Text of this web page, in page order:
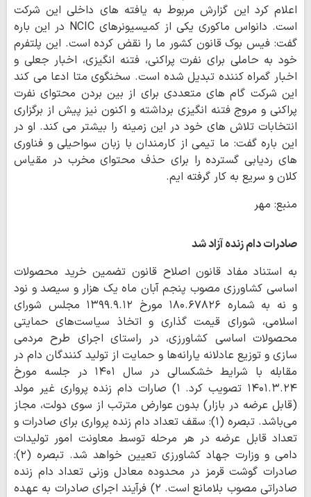
اعلام کرد این گزارش مربوط به یافته های داخلی این شرکت
است. دانواس ماکوری یکی از کمیسیونرهای NCIC در این باره
گفت: فیس بوک قانون کشور ما را نقض کرده است. این پلتفرم
خود به حاملی برای نفرت پراکنی، فتنه انگیزی، اخبار جعلی و
اخبار گمراه کننده تبدیل شده است. سخنگوی متا ادعا می کند
این شرکت گام های متعددی برای از بین بردن محتوای نفرت
پراکنی و مروج فتنه انگیزی برداشته و اکنون نیز پیش از برگزاری
انتخابات تلاش های خود در این زمینه را بیشتر می کند. او در
این باره گفت: ما تیمی از کارمندان با زبان سواحیلی و فناوری
های ردیابی گسترده را برای حذف محتوای مخرب در مقیاس
کلان و سریع به کار گرفته ایم.
منبع: مهر
صادرات دام زنده آزاد شد
به استناد مفاد قانون اصلاح قانون تضمین خرید محصولات
اساسی کشاورزی مصوب پنجم آبان ماه یک هزار و سیصد و نود
و نه به شماره ۱۸۰.۶۷۸۲۶ مورخ ۱۳۹۹.۹.۱۲ مجلس شورای
اسلامی، شورای قیمت گذاری و اتخاذ سیاست‌های حمایتی
محصولات اساسی کشاورزی، در راستای اجرای طرح مردمی
سازی و توزیع عادلانه یارانه‌ها و حمایت از تولید کنندگان دام در
مقابله با شرایط خشکسالی در سال ۱۴۰۱ در جلسه مورخ
۱۴۰۱.۳.۲۴ تصویب کرد. ۱) صارات دام زنده پرواری غیر مولد
(قابل عرضه در بازار) بدون عوارض مترتب از سوی دولت، مجاز
می‌باشد. تبصره (۱): سقف تعداد دام زنده پرواری برای صادرات و
تعداد قابل عرضه در هر مرحله توسط معاونت امور تولیدات
دامی و وزارت جهاد کشاورزی تعیین خواهد شد. تبصره (۲):
صادرات گوشت قرمز در محدوده معادل وزنی تعداد دام زنده
صادراتی مصوب بلامانع است. ۲) فرآیند اجرای صادرات به عهده